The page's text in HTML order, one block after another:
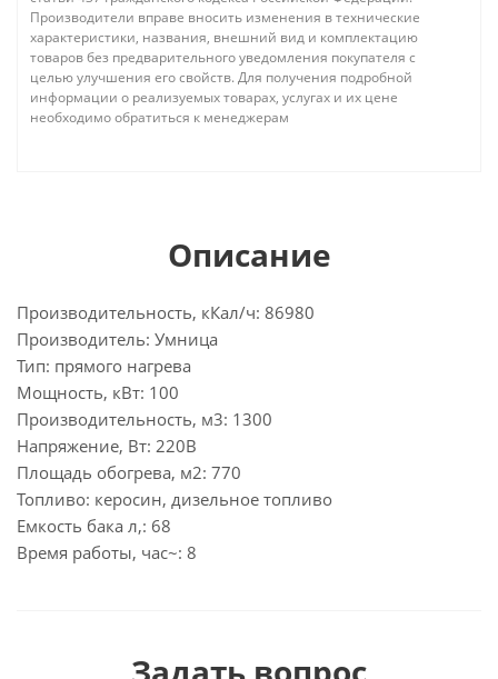
Производители вправе вносить изменения в технические
характеристики, названия, внешний вид и комплектацию
товаров без предварительного уведомления покупателя с
целью улучшения его свойств. Для получения подробной
информации о реализуемых товарах, услугах и их цене
необходимо обратиться к менеджерам
Описание
Производительность, кКал/ч: 86980
Производитель: Умница
Тип: прямого нагрева
Мощность, кВт: 100
Производительность, м3: 1300
Напряжение, Вт: 220В
Площадь обогрева, м2: 770
Топливо: керосин, дизельное топливо
Емкость бака л,: 68
Время работы, час~: 8